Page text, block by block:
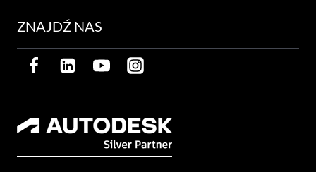
ZNAJDŹ NAS